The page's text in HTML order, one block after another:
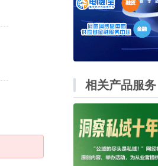
相关产品服务